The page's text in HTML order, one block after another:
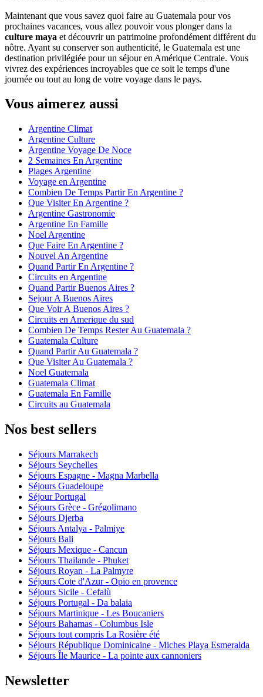
Maintenant que vous savez quoi faire au Guatemala pour vos
prochaines vacances, vous allez pouvoir vous plonger dans la
culture maya et découvrir un patrimoine profondément différent du
nôtre. Ayant su conserver son authenticité, le Guatemala est une
destination privilégiée pour un séjour en Amérique Centrale. Vous
vivrez des expériences incroyables que ce soit le temps d'une
journée ou tout au long de votre voyage dans le pays.
Vous aimerez aussi
Argentine Climat
Argentine Culture
Argentine Voyage De Noce
2 Semaines En Argentine
Plages Argentine
Voyage en Argentine
Combien De Temps Partir En Argentine ?
Que Visiter En Argentine ?
Argentine Gastronomie
Argentine En Famille
Noel Argentine
Que Faire En Argentine ?
Nouvel An Argentine
Quand Partir En Argentine ?
Circuits en Argentine
Quand Partir Buenos Aires ?
Sejour A Buenos Aires
Que Voir A Buenos Aires ?
Circuits en Amerique du sud
Combien De Temps Rester Au Guatemala ?
Guatemala Culture
Quand Partir Au Guatemala ?
Que Visiter Au Guatemala ?
Noel Guatemala
Guatemala Climat
Guatemala En Famille
Circuits au Guatemala
Nos best sellers
Séjours Marrakech
Séjours Seychelles
Séjours Espagne - Magna Marbella
Séjours Guadeloupe
Séjour Portugal
Séjours Grèce - Grégolimano
Séjours Djerba
Séjours Antalya - Palmiye
Séjours Bali
Séjours Mexique - Cancun
Séjours Thailande - Phuket
Séjours Royan - La Palmyre
Séjours Cote d'Azur - Opio en provence
Séjours Sicile - Cefalù
Séjours Portugal - Da balaia
Séjours Martinique - Les Boucaniers
Séjours Bahamas - Columbus Isle
Séjours tout compris La Rosière été
Séjours République Dominicaine - Miches Playa Esmeralda
Séjours Île Maurice - La pointe aux cannoniers
Newsletter